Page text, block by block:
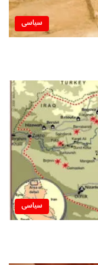
سیاسی
سیاسی